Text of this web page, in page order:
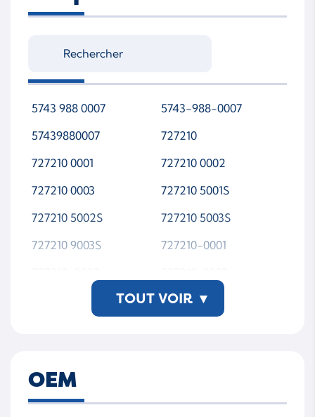
5743 988 0007
5743-988-0007
57439880007
727210
727210 0001
727210 0002
727210 0003
727210 5001S
727210 5002S
727210 5003S
727210 9003S
727210-0001
727210-2
727210-9003S
TOUT VOIR ▾
OEM